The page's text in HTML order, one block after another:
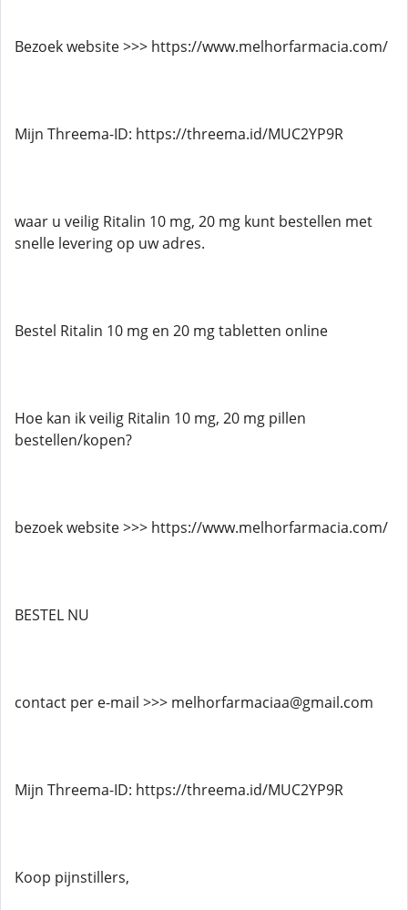
Bezoek website >>> https://www.melhorfarmacia.com/
Mijn Threema-ID: https://threema.id/MUC2YP9R
waar u veilig Ritalin 10 mg, 20 mg kunt bestellen met
snelle levering op uw adres.
Bestel Ritalin 10 mg en 20 mg tabletten online
Hoe kan ik veilig Ritalin 10 mg, 20 mg pillen
bestellen/kopen?
bezoek website >>> https://www.melhorfarmacia.com/
BESTEL NU
contact per e-mail >>> melhorfarmaciaa@gmail.com
Mijn Threema-ID: https://threema.id/MUC2YP9R
Koop pijnstillers,